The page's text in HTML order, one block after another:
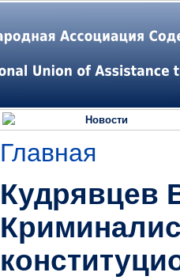
Новости
Главная
Кудрявцев